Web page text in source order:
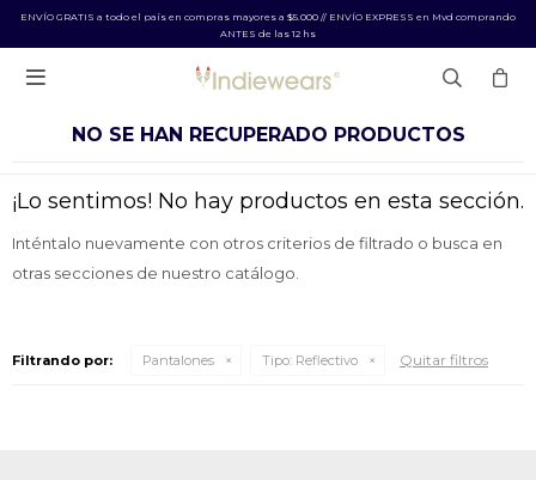
ENVÍO GRATIS a todo el país en compras mayores a $5.000 // ENVÍO EXPRESS en Mvd comprando
ANTES de las 12 hs

NO SE HAN RECUPERADO PRODUCTOS
¡Lo sentimos! No hay productos en esta sección.
Inténtalo nuevamente con otros criterios de filtrado o busca en
otras secciones de nuestro catálogo.
Filtrando por: Pantalones Tipo: Reflectivo Quitar filtros